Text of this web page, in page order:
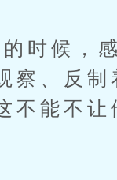
时候，
察、反
不能不让